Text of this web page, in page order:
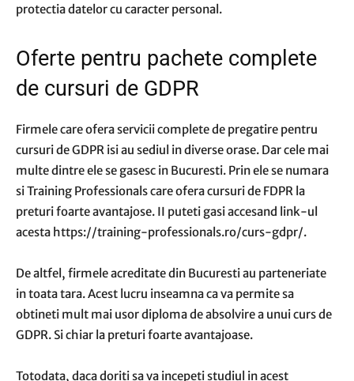
protectia datelor cu caracter personal.
Oferte pentru pachete complete
de cursuri de GDPR
Firmele care ofera servicii complete de pregatire pentru
cursuri de GDPR isi au sediul in diverse orase. Dar cele mai
multe dintre ele se gasesc in Bucuresti. Prin ele se numara
si Training Professionals care ofera cursuri de FDPR la
preturi foarte avantajose. II puteti gasi accesand link-ul
acesta https://training-professionals.ro/curs-gdpr/.
De altfel, firmele acreditate din Bucuresti au parteneriate
in toata tara. Acest lucru inseamna ca va permite sa
obtineti mult mai usor diploma de absolvire a unui curs de
GDPR. Si chiar la preturi foarte avantajoase.
Totodata, daca doriti sa va incepeti studiul in acest